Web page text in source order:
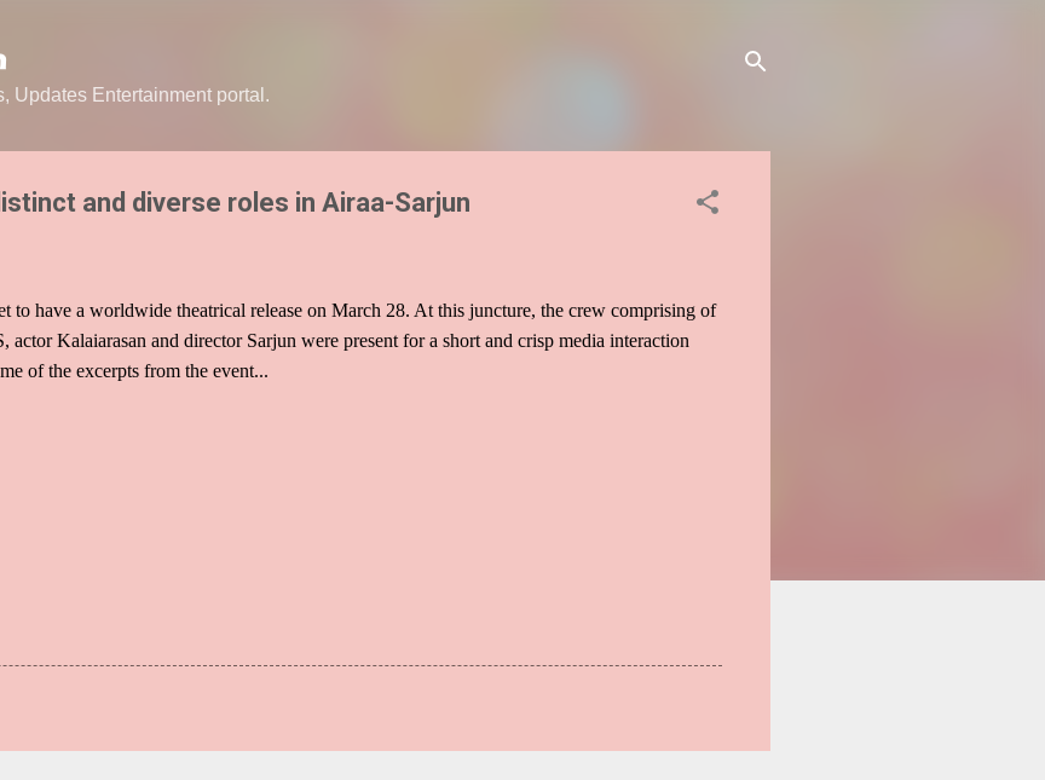
Updates Entertainment portal.
and diverse roles in Airaa-Sarjun
to have a worldwide theatrical release on March 28. At this juncture, the crew comprising of
Kalaiarasan and director Sarjun were present for a short and crisp media interaction
of the excerpts from the event...